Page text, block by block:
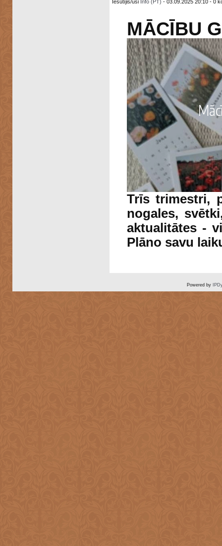
Iesūtījis/usi Info (PT) - 03.09.2025 20:10 - 0
MĀCĪBU
Trīs trimestri,
nogales,
aktualitātes -
Plāno savu
Powered by